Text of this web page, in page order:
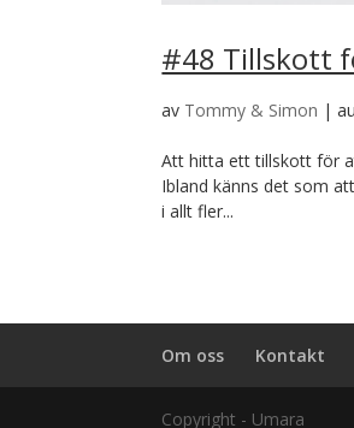
#48 Tillskott
av Tommy & Simon |
Att hitta ett tillskott för
Ibland känns det som
i allt fler...
Om oss Kontakt